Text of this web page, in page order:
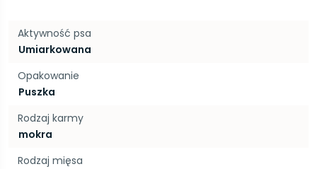
Aktywność psa
Umiarkowana
Opakowanie
Puszka
Rodzaj karmy
mokra
Rodzaj mięsa